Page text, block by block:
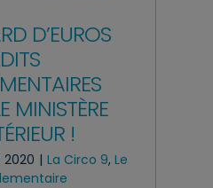
D’EUROS
MINISTÈRE
!
2020 | La Circo 9, Le